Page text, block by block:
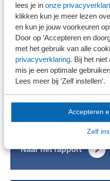
lees je in onze
klikken kun je meer lezen
en kun je jouw voorkeuren
Door op ’Accepteren en
met het gebruik van alle
privacyverklaring. Bij het niet
mis je een optimale
Lees meer bij ‘Zelf instellen’.
Accepteren
Zelf
Impact: +
Transparant en
Naar het rapport
Restaurants &
Anne en Max
Duurzaamheid centraal
Impact: +
Transparant en
Naar het rapport